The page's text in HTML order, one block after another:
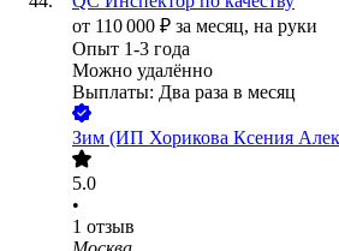
от 110 000 ₽ за месяц, на руки
Опыт 1-3 года
Можно удалённо
Выплаты: Два раза в месяц
Зим (ИП Хорикова Ксения
5.0
•
1 отзыв